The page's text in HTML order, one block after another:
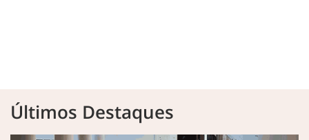
Últimos Destaques